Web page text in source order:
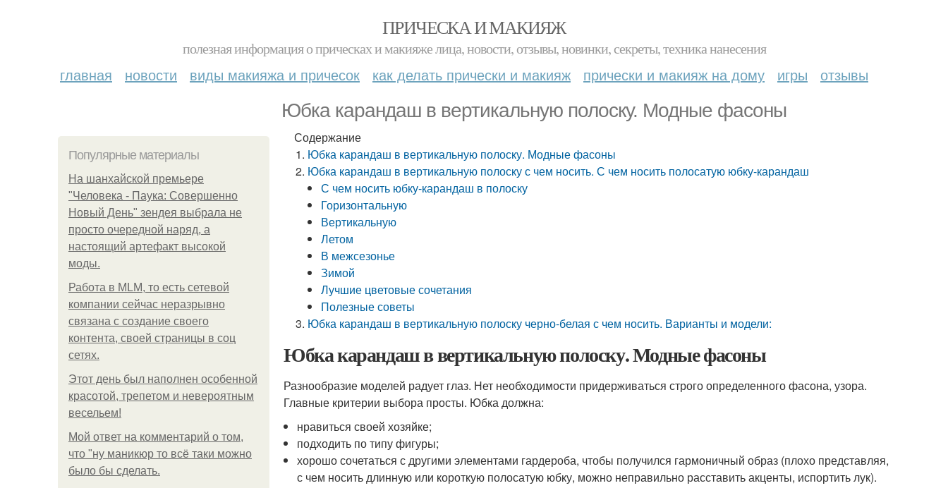
ПРИЧЕСКА И МАКИЯЖ
полезная информация о прическах и макияже лица, новости, отзывы, новинки, секреты, техника нанесения
главная новости виды макияжа и причесок как делать прически и макияж прически и макияж на дому игры отзывы
Юбка карандаш в вертикальную полоску. Модные фасоны
Популярные материалы
На шанхайской премьере
"Человека - Паука: Совершенно
Новый День" зендея выбрала не
просто очередной наряд, а
настоящий артефакт высокой
моды.
Работа в MLM, то есть сетевой
компании сейчас неразрывно
связана с создание своего
контента, своей страницы в соц
сетях.
Этот день был наполнен особенной
красотой, трепетом и невероятным
весельем!
Мой ответ на комментарий о том,
что "ну маникюр то всё таки можно
было бы сделать.
Содержание
Юбка карандаш в вертикальную полоску. Модные фасоны
Юбка карандаш в вертикальную полоску с чем носить. С чем носить полосатую юбку-карандаш
С чем носить юбку-карандаш в полоску
Горизонтальную
Вертикальную
Летом
В межсезонье
Зимой
Лучшие цветовые сочетания
Полезные советы
Юбка карандаш в вертикальную полоску черно-белая с чем носить. Варианты и модели:
Юбка карандаш в вертикальную полоску. Модные фасоны
Разнообразие моделей радует глаз. Нет необходимости придерживаться строго определенного фасона, узора.
Главные критерии выбора просты. Юбка должна:
нравиться своей хозяйке;
подходить по типу фигуры;
хорошо сочетаться с другими элементами гардероба, чтобы получился гармоничный образ (плохо представляя,
с чем носить длинную или короткую полосатую юбку, можно неправильно расставить акценты, испортить лук).